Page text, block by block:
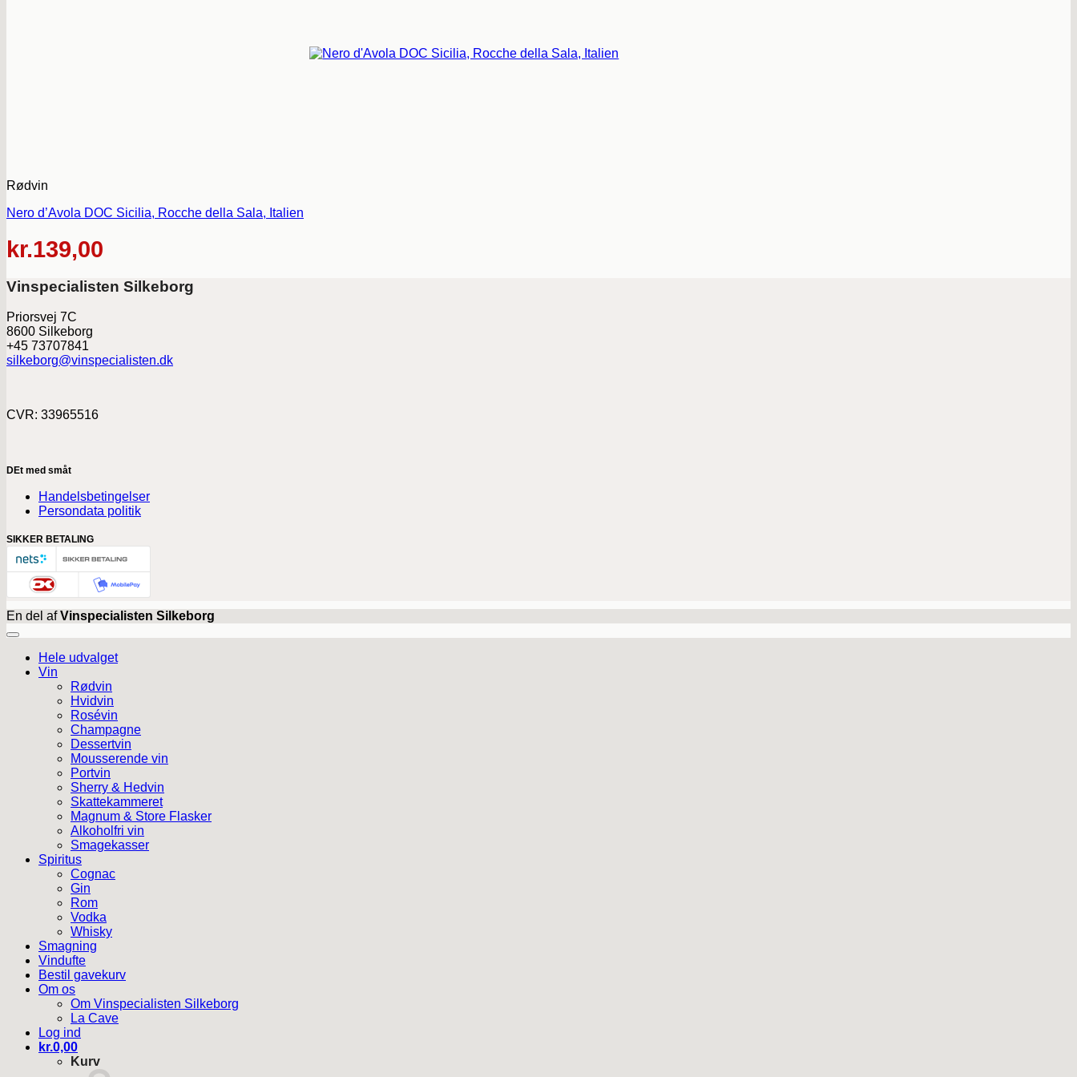
Rødvin
Nero d’Avola DOC Sicilia, Rocche della Sala, Italien
kr.139,00
Vinspecialisten Silkeborg
Priorsvej 7C
8600 Silkeborg
+45 73707841
silkeborg@vinspecialisten.dk
CVR: 33965516
DEt med småt
Handelsbetingelser
Persondata politik
SIKKER BETALING
En del afVinspecialisten Silkeborg
Hele udvalget
Vin
Rødvin
Hvidvin
Rosévin
Champagne
Dessertvin
Mousserende vin
Portvin
Sherry & Hedvin
Skattekammeret
Magnum & Store Flasker
Alkoholfri vin
Smagekasser
Spiritus
Cognac
Gin
Rom
Vodka
Whisky
Smagning
Vindufte
Bestil gavekurv
Om os
Om Vinspecialisten Silkeborg
La Cave
Log ind
kr.0,00
Kurv